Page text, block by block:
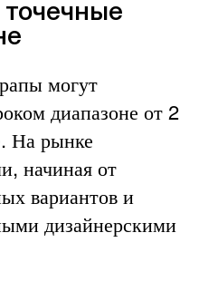
могут
диапазоне от 2
На рынке
начиная от
вариантов и
дизайнерскими